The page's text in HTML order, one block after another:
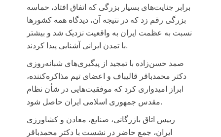
برابر جنایت‌های بسیار بزرگی که اتفاق افتاد، حماسه
بزرگی رقم زد که در نتیجه آن، دیدگاه همه کشورها
نسبت به عظمت ایران به واقعیت نزدیک شد و بیشتر
با تمدن ایرانی آشنایی پیدا کردند.
صمد حسن‌زاده با تمجید از پیگیری‌های شبانه‌روزی
دکتر محمدباقر قالیباف و اعضای تیم مذاکره‌کننده،
ابراز امیدواری کرد که موفقیت‌هایی در شأن نظام
مقدس جمهوری اسلامی ایران حاصل شود.
رییس اتاق بازرگانی، صنایع، معادن و کشاورزی
ایران، جمع حاضر در نشست با دکتر محمدباقر